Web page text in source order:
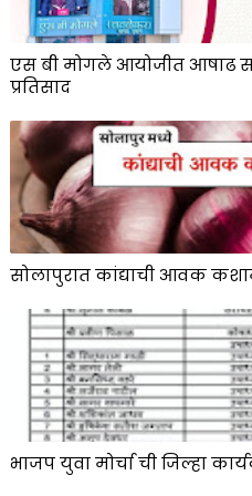
एस बी मोगले आयोजीत आषाढ
प्रतिसाद
सोलापुरात कांद्याची आवक
भाजप युवा मोर्चा ची जिल्हा